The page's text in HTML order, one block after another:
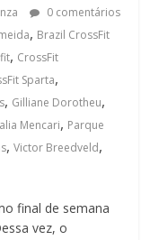
0 comentários
, Brazil CrossFit
, CrossFit
Sparta,
, Gilliane Dorotheu,
Mencari, Parque
,Victor Breedveld,
final de semana
vez, o